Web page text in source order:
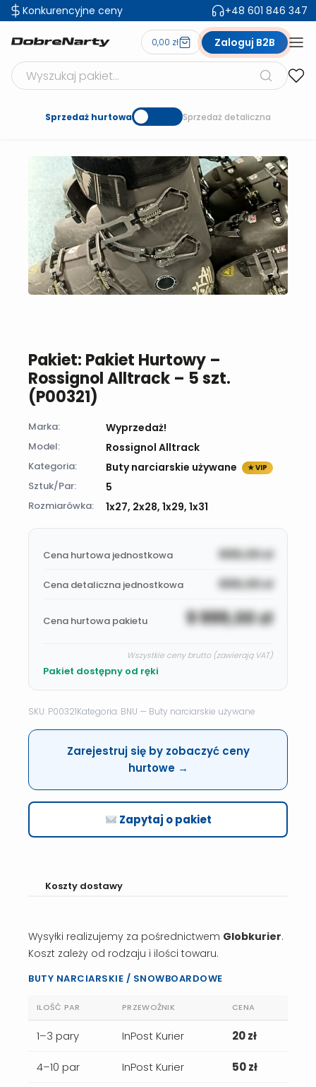
Konkurencyjne ceny +48 601 846 347
Szukaj produktów
0,00 zł Zaloguj B2B
Sprzedaż hurtowa Sprzedaż detaliczna
Pakiet: Pakiet Hurtowy –
Rossignol Alltrack – 5 szt.
(P00321)
Marka: Wyprzedaż!
Model: Rossignol Alltrack
Kategoria: Buty narciarskie używane ★ VIP
Sztuk/Par: 5
Rozmiarówka: 1x27, 2x28, 1x29, 1x31
Cena hurtowa jednostkowa 999,00zł
Cena detaliczna jednostkowa 999,00zł
Cena hurtowa pakietu 9 999,00zł
Wszystkie ceny brutto (zawierają VAT)
Pakiet dostępny od ręki
SKU: P00321Kategoria: BNU — Buty narciarskie używane
Zarejestruj się by zobaczyć ceny
hurtowe →
Zapytaj o pakiet
Koszty dostawy
Wysyłki realizujemy za pośrednictwem Globkurier.
Koszt zależy od rodzaju i ilości towaru.
BUTY NARCIARSKIE / SNOWBOARDOWE
ILOŚĆ PAR PRZEWOŹNIK CENA
1–3 pary InPost Kurier 20 zł
4–10 par InPost Kurier 50 zł